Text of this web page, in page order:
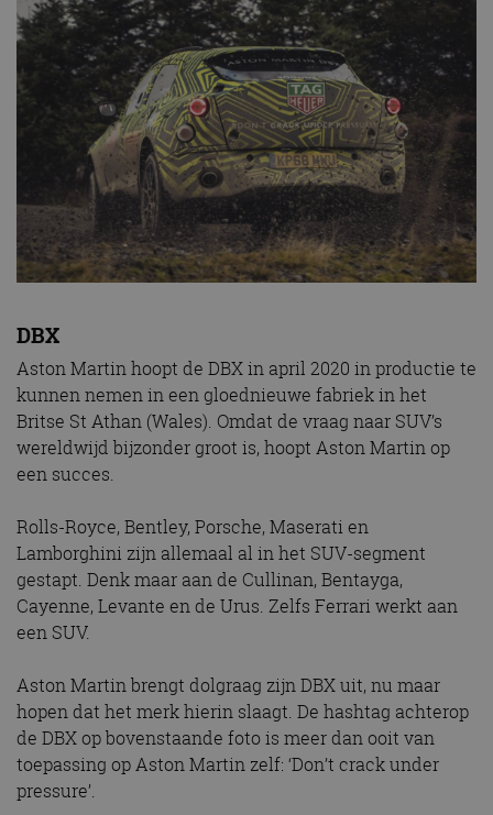
DBX
Aston Martin hoopt de DBX in april 2020 in productie te
kunnen nemen in een gloednieuwe fabriek in het
Britse St Athan (Wales). Omdat de vraag naar SUV’s
wereldwijd bijzonder groot is, hoopt Aston Martin op
een succes.
Rolls-Royce, Bentley, Porsche, Maserati en
Lamborghini zijn allemaal al in het SUV-segment
gestapt. Denk maar aan de Cullinan, Bentayga,
Cayenne, Levante en de Urus. Zelfs Ferrari werkt aan
een SUV.
Aston Martin brengt dolgraag zijn DBX uit, nu maar
hopen dat het merk hierin slaagt. De hashtag achterop
de DBX op bovenstaande foto is meer dan ooit van
toepassing op Aston Martin zelf: ‘Don’t crack under
pressure’.